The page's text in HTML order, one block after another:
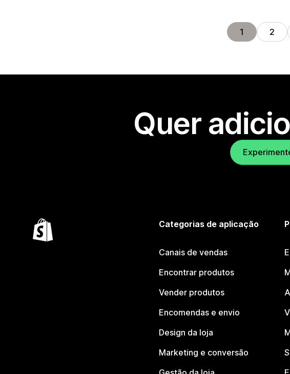
1 2
Quer
Categorias de aplicação
Canais de vendas
Encontrar produtos
Vender produtos
Encomendas e envio
Design da loja
Marketing e conversão